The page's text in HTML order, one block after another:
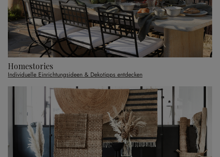
Homestories
Individuelle Einrichtungsideen & Dekotipps entdecken